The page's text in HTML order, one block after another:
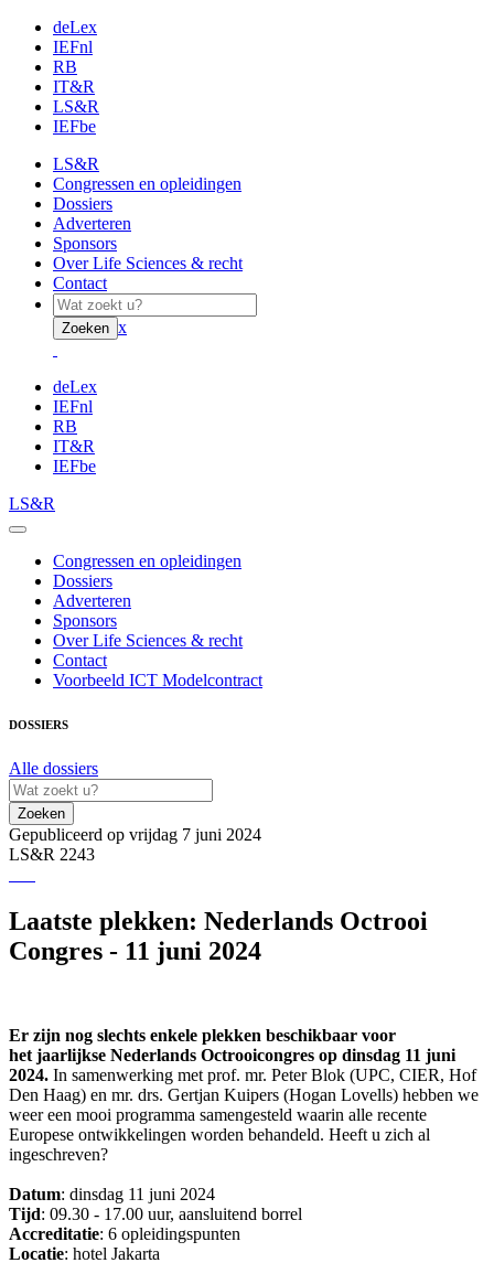
deLex
IEFnl
RB
IT&R
LS&R
IEFbe
LS&R
Congressen en opleidingen
Dossiers
Adverteren
Sponsors
Over Life Sciences & recht
Contact
Zoeken x
deLex
IEFnl
RB
IT&R
IEFbe
LS&R
Congressen en opleidingen
Dossiers
Adverteren
Sponsors
Over Life Sciences & recht
Contact
Voorbeeld ICT Modelcontract
DOSSIERS
Alle dossiers
Zoeken
Gepubliceerd op vrijdag 7 juni 2024
LS&R 2243
Laatste plekken: Nederlands Octrooi
Congres - 11 juni 2024
Er zijn nog slechts enkele plekken beschikbaar voor
het jaarlijkse Nederlands Octrooicongres op dinsdag 11 juni
2024. In samenwerking met prof. mr. Peter Blok (UPC, CIER, Hof
Den Haag) en mr. drs. Gertjan Kuipers (Hogan Lovells) hebben we
weer een mooi programma samengesteld waarin alle recente
Europese ontwikkelingen worden behandeld. Heeft u zich al
ingeschreven?
Datum: dinsdag 11 juni 2024
Tijd: 09.30 - 17.00 uur, aansluitend borrel
Accreditatie: 6 opleidingspunten
Locatie: hotel Jakarta